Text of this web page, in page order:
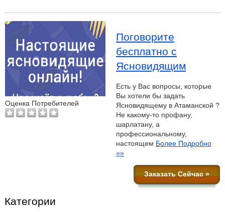
Оценка Потребителей
Поговорите
бесплатно с
Ясновидящим
Есть у Вас вопросы, которые
Вы хотели бы задать
Ясновидящему в Атаманской ?
Не какому-то профану,
шарлатану, а
профессиональному,
настоящем Более Подробно
»»
Заказать Сейчас »
Категории